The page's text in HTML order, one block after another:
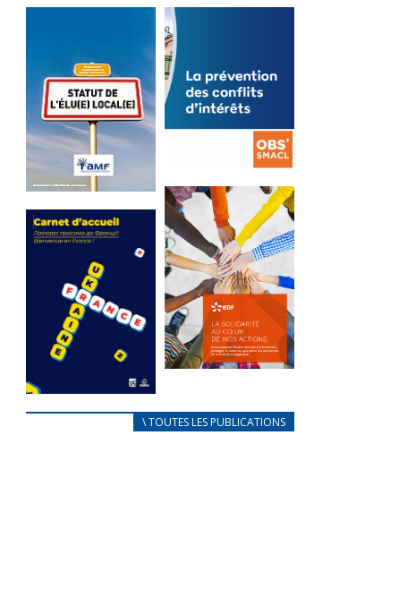
Statut de
l’élu local
Mise à jour avril
2024
FEUILLETER
La
prévention
des conflits
d’intérêts
18 septembre 2023
FEUILLETER
au coeur de
nos actions
\ TOUTES LES PUBLICATIONS